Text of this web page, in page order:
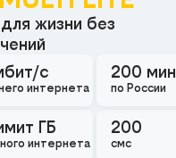
жизни без
с
интернета
ГБ
интернета
200 мин
по России
200
смс